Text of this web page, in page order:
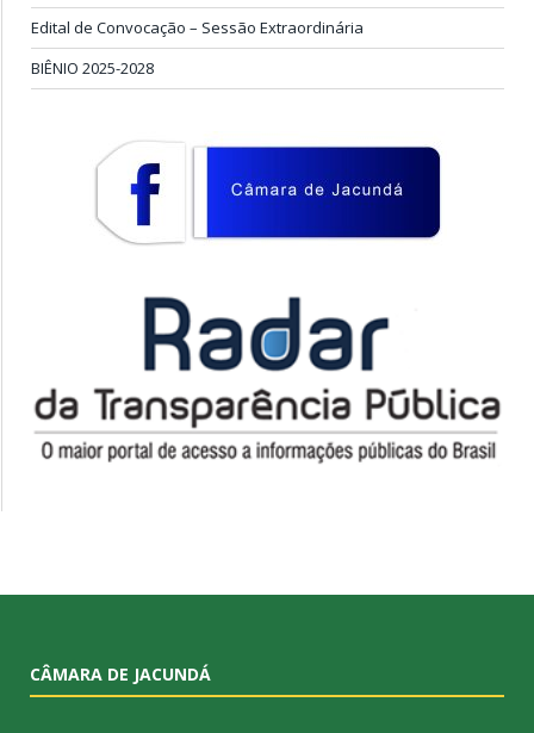
Edital de Convocação – Sessão Extraordinária
BIÊNIO 2025-2028
CÂMARA DE JACUNDÁ